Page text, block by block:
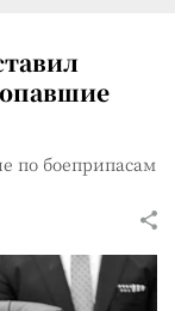
по боеприпасам